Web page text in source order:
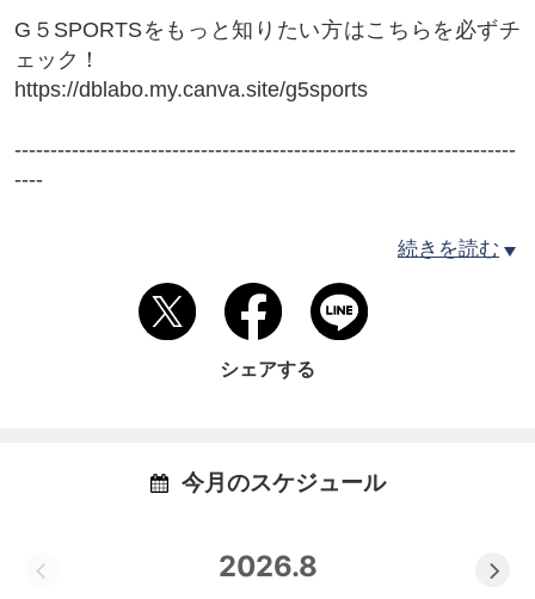
G５SPORTSをもっと知りたい方はこちらを必ずチ
ェック！
https://dblabo.my.canva.site/g5sports
----------------------------------------------------------------------
----
住所：501-6006 羽島郡岐南町伏屋2丁目17-1
TEL：09070476659
TEL/090-7047-6659 担当/田邉(タナベ）
◆Instagram
https://www.instagram.com/g5sports.fw
続きを読む
シェアする
今月のスケジュール
2026.8